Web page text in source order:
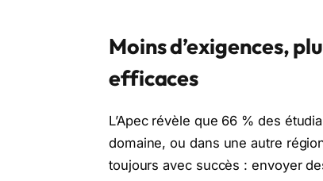
Moins d’exigences,
efficaces
L’Apec révèle que 66 % des
domaine, ou dans une autre
toujours avec succès : envoyer